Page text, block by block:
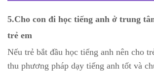
5.Cho con đi học tiếng anh ở trung
trẻ em
Nếu trẻ bắt đầu học tiếng anh nên cho
thu phương pháp dạy tiếng anh tốt và